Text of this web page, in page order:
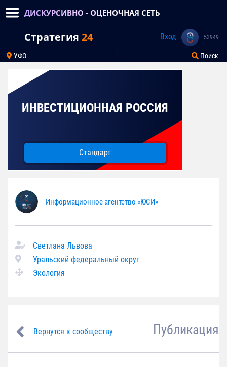
ДИСКУРСИВНО - ОЦЕНОЧНАЯ СЕТЬ
Стратегия 24 Вход 53949
УФО Поиск
ИНВЕСТИЦИОННАЯ РОССИЯ
Стандарт
Информационное агентство «ЮСИ»
Светлана Львова
Уральский федеральный округ
Экология
Вернутся к сообществу Публикация